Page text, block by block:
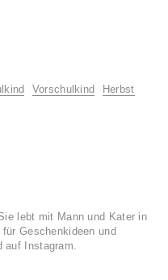
Vorschulkind
Herbst
lebt mit Mann und Kater in
Geschenkideen und
auf Instagram.